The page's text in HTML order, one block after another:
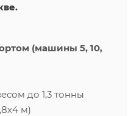
(машины 5, 10,
до 1,3 тонны
м)